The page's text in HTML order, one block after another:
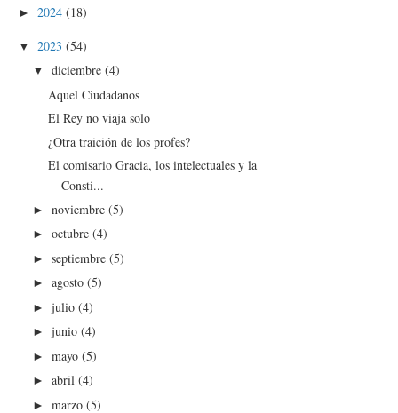
► 2024 (18)
▼ 2023 (54)
▼diciembre(4)
Aquel Ciudadanos
El Rey no viaja solo
¿Otra traición de los profes?
El comisario Gracia, los intelectuales y la
Consti...
►noviembre(5)
►octubre(4)
►septiembre(5)
►agosto(5)
►julio(4)
►junio(4)
►mayo(5)
►abril(4)
►marzo(5)